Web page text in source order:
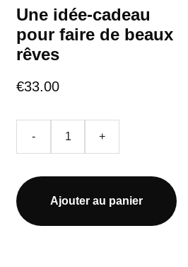
Une idée-cadeau
pour faire de beaux
rêves
€33.00
- +
Ajouter au panier